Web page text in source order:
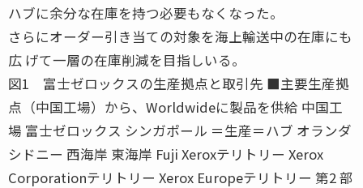
ハブに余分な在庫を持つ必要もなくなった。
さらにオーダー引き当ての対象を海上輸送中の在庫にも
広 げて一層の在庫削減を目指しいる。
図1 富士ゼロックスの生産拠点と取引先 ■主要生産拠
点（中国工場）から、Worldwideに製品を供給 中国工
場 富士ゼロックス シンガポール ＝生産＝ハブ オランダ
シドニー 西海岸 東海岸 Fuji Xeroxテリトリー Xerox
Corporationテリトリー Xerox Europeテリトリー 第2 部